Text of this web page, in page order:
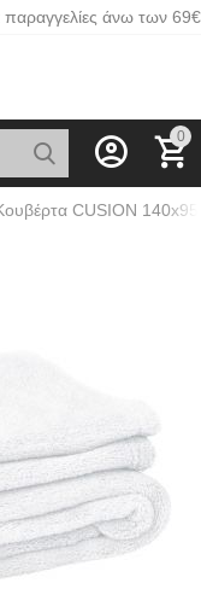
άνω των 69€
0
CUSION